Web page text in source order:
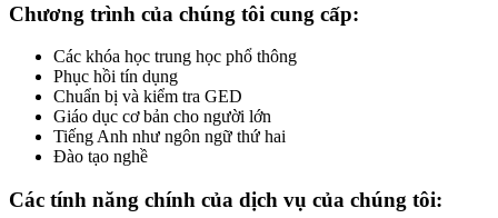
Chương trình của chúng tôi cung cấp:
Các khóa học trung học phổ thông
Phục hồi tín dụng
Chuẩn bị và kiểm tra GED
Giáo dục cơ bản cho người lớn
Tiếng Anh như ngôn ngữ thứ hai
Đào tạo nghề
Các tính năng chính của dịch vụ của chúng tôi: